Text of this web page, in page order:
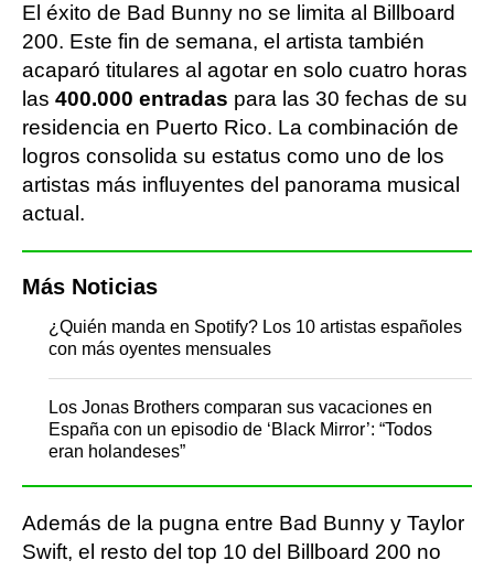
El éxito de Bad Bunny no se limita al Billboard
200. Este fin de semana, el artista también
acaparó titulares al agotar en solo cuatro horas
las 400.000 entradas para las 30 fechas de su
residencia en Puerto Rico. La combinación de
logros consolida su estatus como uno de los
artistas más influyentes del panorama musical
actual.
Más Noticias
¿Quién manda en Spotify? Los 10 artistas españoles
con más oyentes mensuales
Los Jonas Brothers comparan sus vacaciones en
España con un episodio de ‘Black Mirror’: “Todos
eran holandeses”
Además de la pugna entre Bad Bunny y Taylor
Swift, el resto del top 10 del Billboard 200 no